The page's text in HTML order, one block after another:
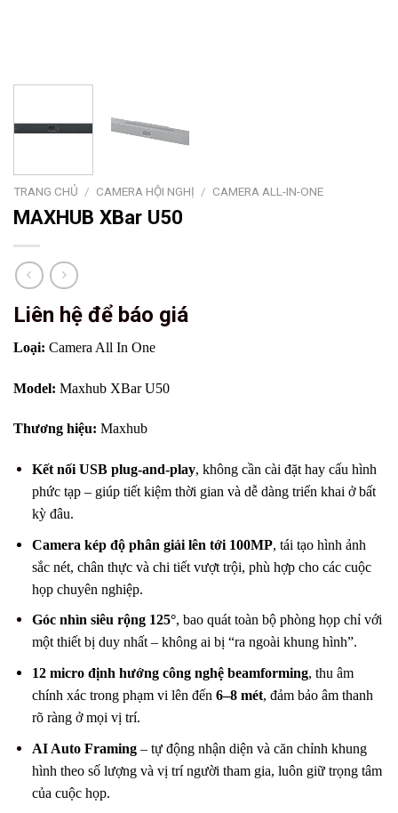
TRANG CHỦ / CAMERA HỘI NGHỊ / CAMERA ALL-IN-ONE
MAXHUB XBar U50
Liên hệ để báo giá
Loại: Camera All In One
Model: Maxhub XBar U50
Thương hiệu: Maxhub
Kết nối USB plug-and-play, không cần cài đặt hay cấu hình
phức tạp – giúp tiết kiệm thời gian và dễ dàng triển khai ở bất
kỳ đâu.
Camera kép độ phân giải lên tới 100MP, tái tạo hình ảnh
sắc nét, chân thực và chi tiết vượt trội, phù hợp cho các cuộc
họp chuyên nghiệp.
Góc nhìn siêu rộng 125°, bao quát toàn bộ phòng họp chỉ với
một thiết bị duy nhất – không ai bị “ra ngoài khung hình”.
12 micro định hướng công nghệ beamforming, thu âm
chính xác trong phạm vi lên đến 6–8 mét, đảm bảo âm thanh
rõ ràng ở mọi vị trí.
AI Auto Framing– tự động nhận diện và căn chỉnh khung
hình theo số lượng và vị trí người tham gia, luôn giữ trọng tâm
của cuộc họp.